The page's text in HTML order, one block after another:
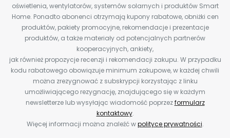
oświetlenia, wentylatorów, systemów solarnych i produktów Smart
Home. Ponadto abonenci otrzymają kupony rabatowe, obniżki cen
produktów, pakiety promocyjne, rekomendacje i prezentacje
produktów, a także materiały od potencjalnych partnerów
kooperacyjnych, ankiety,
jak również propozycje recenzji i rekomendacji zakupu. W przypadku
kodu rabatowego obowiązuje minimum zakupowe, w każdej chwili
można zrezygnować z subskrypcji korzystając z linku
umożliwiającego rezygnację, znajdującego się w każdym
newsletterze lub wysyłając wiadomość poprzezformularz
kontaktowy.
Więcej informacji można znaleźć wpolityce prywatności.